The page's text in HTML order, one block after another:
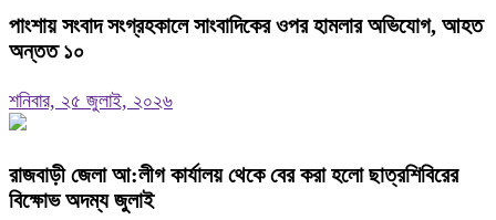
পাংশায় সংবাদ সংগ্রহকালে সাংবাদিকের ওপর হামলার অভিযোগ, আহত
অন্তত ১০
শনিবার, ২৫ জুলাই, ২০২৬
রাজবাড়ী জেলা আ:লীগ কার্যালয় থেকে বের করা হলো ছাত্রশিবিরের
বিক্ষোভ অদম্য জুলাই